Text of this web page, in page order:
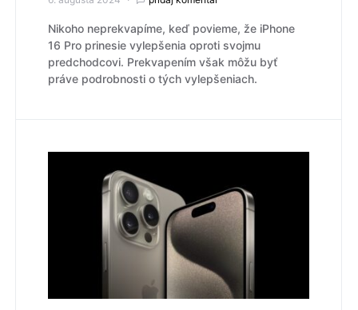
Nikoho neprekvapíme, keď povieme, že iPhone
16 Pro prinesie vylepšenia oproti svojmu
predchodcovi. Prekvapením však môžu byť
práve podrobnosti o tých vylepšeniach.